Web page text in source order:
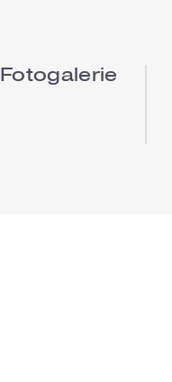
Fotogalerie